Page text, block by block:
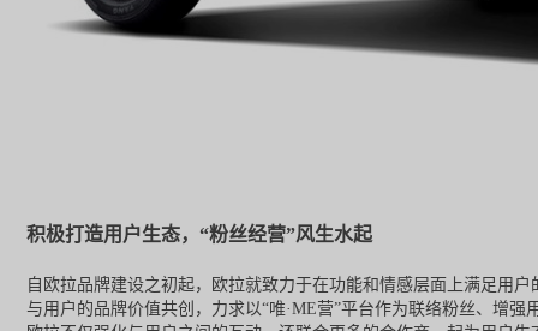
积极打造用户生态，“粉丝经营”风生水起
自欧拉品牌建设之初起，欧拉就致力于在功能和情感层面上满足用
与用户的品牌价值共创，力求以“唯·ME营”平台作为联络粉丝、增